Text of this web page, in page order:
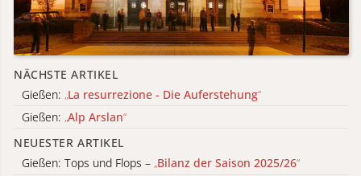
NÄCHSTE ARTIKEL
Gießen: „La resurrezione - Die Auferstehung“
Gießen: „Alp Arslan“
NEUESTER ARTIKEL
Gießen: Tops und Flops – „Bilanz der Saison 2025/26“